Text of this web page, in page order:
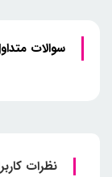
سوالات
نظرات